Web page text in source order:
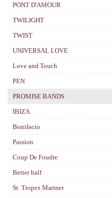
PONT D'AMOUR
TWILIGHT
TWIST
UNIVERSAL LOVE
Love and Touch
PEN
PROMISE BANDS
IBIZA
Bonifacio
Passion
Coup De Foudre
Better half
St. Tropez Mariner